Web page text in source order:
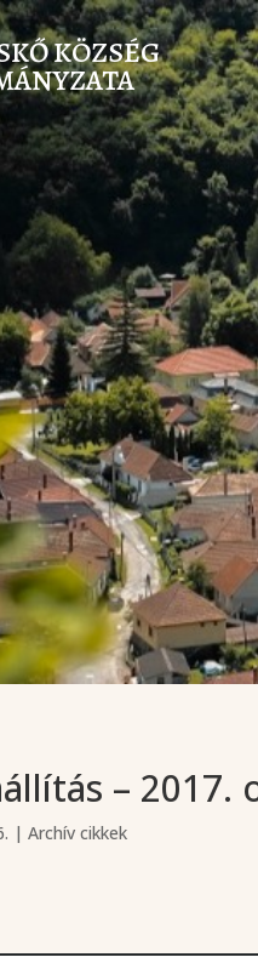
KÖZSÉG
– 2017.
|Archív cikkek